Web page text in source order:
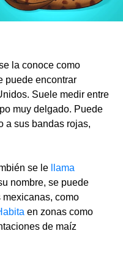
la conoce como
puede encontrar
Suele medir entre
muy delgado. Puede
a sus bandas rojas,
se le
llama
nombre, se puede
como
en zonas como
de maíz